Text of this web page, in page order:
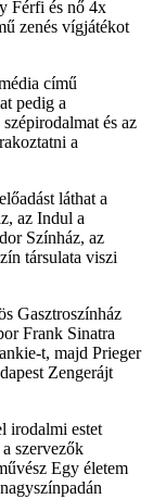
Férfi és nő 4x
zenés vígjátékot
című
pedig a
és az
a
láthat a
az Indul a
Színház, az
társulata viszi
Gasztroszínház
Frank Sinatra
t, majd Prieger
Zengerájt
irodalmi estet
szervezők
Egy életem